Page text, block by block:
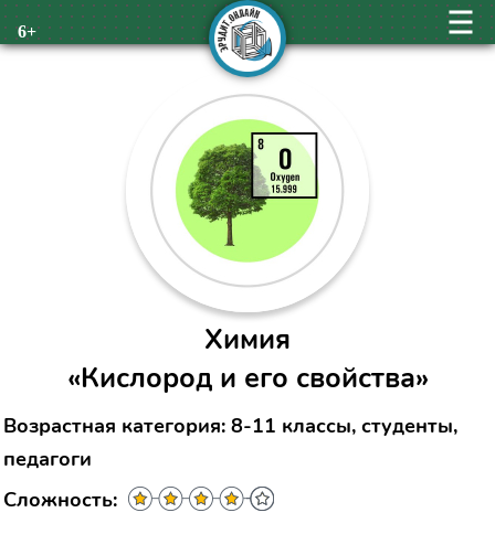
6+
Химия
«Кислород и его свойства»
Возрастная категория: 8-11 классы, студенты,
педагоги
Сложность: